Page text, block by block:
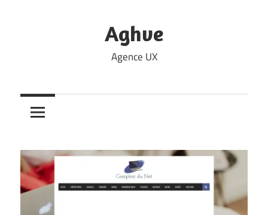
Aghve
Agence UX